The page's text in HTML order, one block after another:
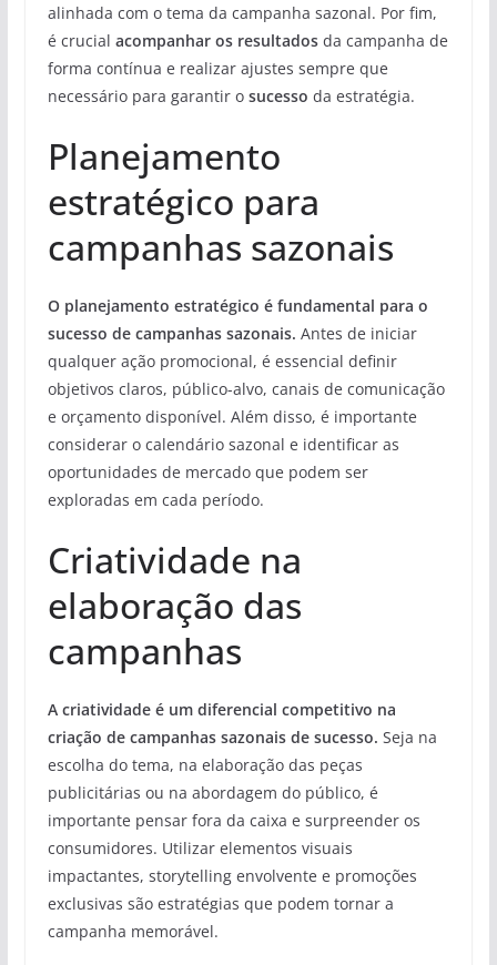
alinhada com o tema da campanha sazonal. Por fim,
é crucial acompanhar os resultadosda campanha de
forma contínua e realizar ajustes sempre que
necessário para garantir o sucesso da estratégia.
Planejamento
estratégico para
campanhas sazonais
O planejamento estratégico é fundamental para o
sucesso de campanhas sazonais. Antes de iniciar
qualquer ação promocional, é essencial definir
objetivos claros, público-alvo, canais de comunicação
e orçamento disponível. Além disso, é importante
considerar o calendário sazonal e identificar as
oportunidades de mercado que podem ser
exploradas em cada período.
Criatividade na
elaboração das
campanhas
A criatividade é um diferencial competitivo na
criação de campanhas sazonais de sucesso. Seja na
escolha do tema, na elaboração das peças
publicitárias ou na abordagem do público, é
importante pensar fora da caixa e surpreender os
consumidores. Utilizar elementos visuais
impactantes, storytelling envolvente e promoções
exclusivas são estratégias que podem tornar a
campanha memorável.